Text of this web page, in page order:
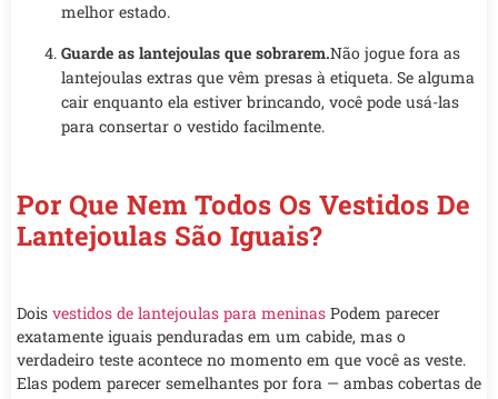
melhor estado.
Guarde as lantejoulas que sobrarem.Não jogue fora as
lantejoulas extras que vêm presas à etiqueta. Se alguma
cair enquanto ela estiver brincando, você pode usá-las
para consertar o vestido facilmente.
Por Que Nem Todos Os Vestidos De
Lantejoulas São Iguais?
Dois vestidos de lantejoulas para meninas Podem parecer
exatamente iguais penduradas em um cabide, mas o
verdadeiro teste acontece no momento em que você as veste.
Elas podem parecer semelhantes por fora — ambas cobertas de